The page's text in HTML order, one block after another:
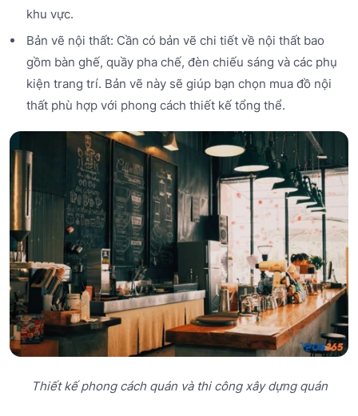
khu vực.
Bản vẽ nội thất: Cần có bản vẽ chi tiết về nội thất bao
gồm bàn ghế, quầy pha chế, đèn chiếu sáng và các phụ
kiện trang trí. Bản vẽ này sẽ giúp bạn chọn mua đồ nội
thất phù hợp với phong cách thiết kế tổng thể.
Thiết kế phong cách quán và thi công xây dựng quán